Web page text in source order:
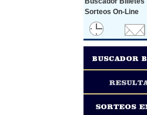
Sorteos On-Line